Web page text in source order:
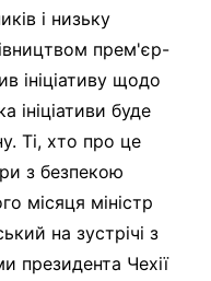
і низьку
прем'єр-
ініціативу щодо
ініціативи буде
Ті, хто про це
з безпекою
місяця міністр
на зустрічі з
президента Чехії